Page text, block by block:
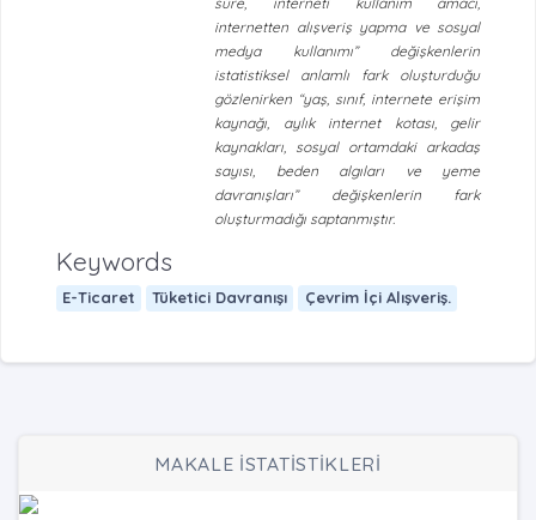
internetten alışveriş yapma ve sosyal
medya kullanımı” değişkenlerin
istatistiksel anlamlı fark oluşturduğu
gözlenirken “yaş, sınıf, internete erişim
kaynağı, aylık internet kotası, gelir
kaynakları, sosyal ortamdaki arkadaş
sayısı, beden algıları ve yeme
davranışları” değişkenlerin fark
oluşturmadığı saptanmıştır.
Keywords
E-Ticaret Tüketici Davranışı Çevrim İçi Alışveriş.
MAKALE İSTATİSTİKLERİ